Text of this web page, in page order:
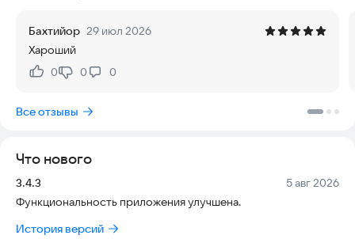
Быстрые и надежные переводы: Мы обеспечиваем
мгновенные денежные переводы, чтобы ваши близкие могли
получить средства максимально быстро и безопасно.
Гибкие варианты получения средств: Ваши получатели могут
Прозрачные комиссии: Мы предлагаем конкурентные и
экономить на комиссиях и отправлять больше средств
своим близким.
Бахтийор 29 июл 2026
Хароший
Нравится:
0Не нравится:
0 0
Все отзывы
Что нового
Версия:
3.4.3 Дата:
5 авг 2026
Функциональность приложения улучшена.
История версий